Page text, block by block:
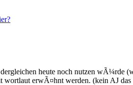
heute noch nutzen wÃ¼rde
wortlaut erwÃ¤hnt werden. (kein AJ das